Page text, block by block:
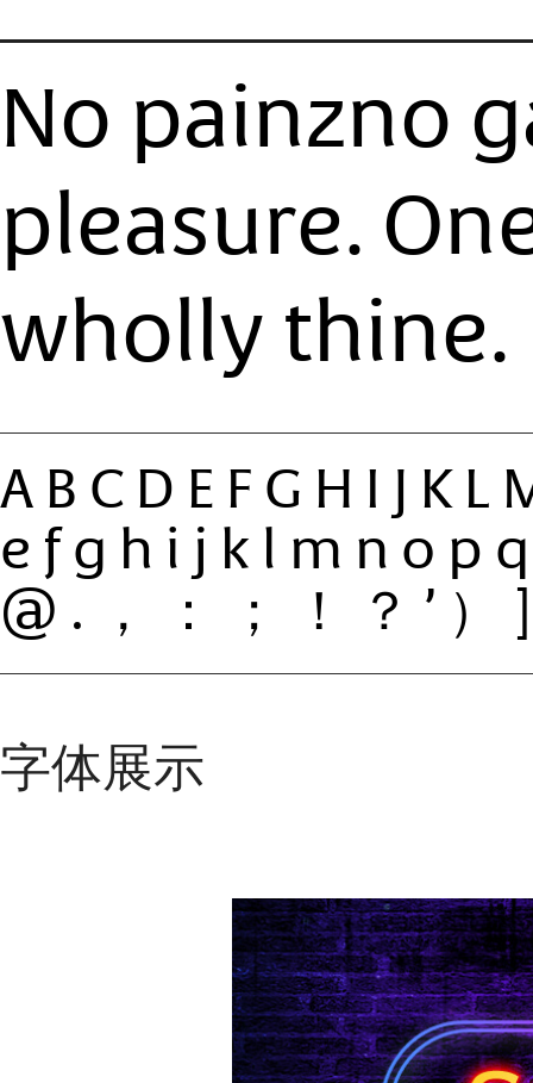
No painzno
pleasure.
wholly thine.
@.，：；！？’
字体展示